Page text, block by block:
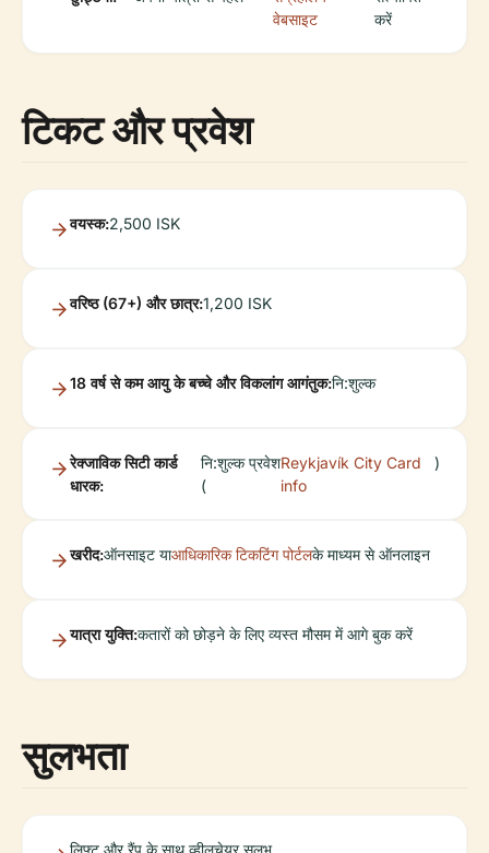
वेबसाइट
करें
टिकट और प्रवेश
वयस्क:2,500 ISK
वरिष्ठ (67+) और छात्र:1,200 ISK
18 वर्ष से कम आयु के बच्चे और विकलांग आगंतुक:नि:शुल्क
रेक्जाविक सिटी कार्ड
धारक:
नि:शुल्क प्रवेश
(
Reykjavík City Card
info
)
खरीद:ऑनसाइट याआधिकारिक टिकटिंग पोर्टलके माध्यम से ऑनलाइन
यात्रा युक्ति:कतारों को छोड़ने के लिए व्यस्त मौसम में आगे बुक करें
सुलभता
लिफ्ट और रैंप के साथ व्हीलचेयर सुलभ